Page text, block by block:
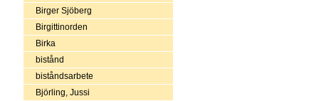
Birger Sjöberg
Birgittinorden
Birka
bistånd
biståndsarbete
Björling, Jussi